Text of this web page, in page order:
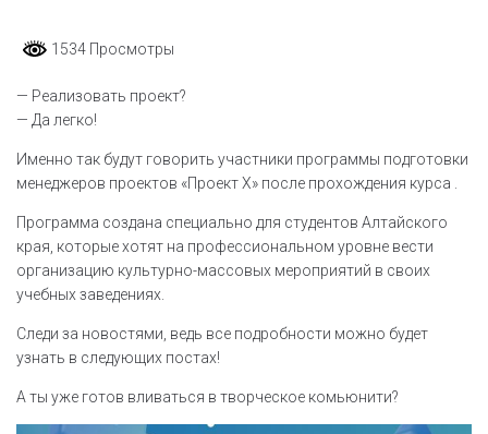
1534 Просмотры
— Реализовать проект?
— Да легко!
Именно так будут говорить участники программы подготовки
менеджеров проектов «Проект Х» после прохождения курса .
Программа создана специально для студентов Алтайского
края, которые хотят на профессиональном уровне вести
организацию культурно-массовых мероприятий в своих
учебных заведениях.
Следи за новостями, ведь все подробности можно будет
узнать в следующих постах!
А ты уже готов вливаться в творческое комьюнити?